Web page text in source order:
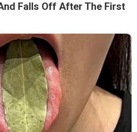
Falls Off After The First